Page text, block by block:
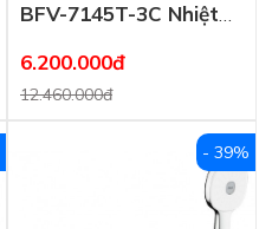
BFV-7145T-3C Nhiệt
6.200.000đ
12.460.000đ
- 39%